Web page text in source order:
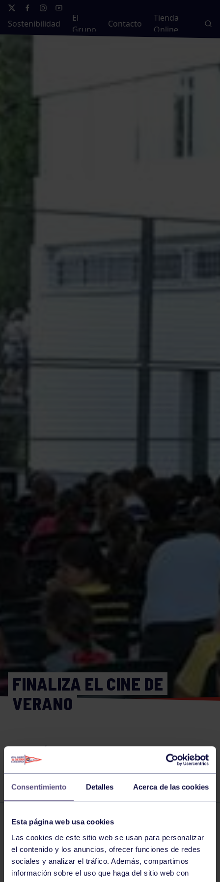
Consentimiento Detalles Acerca de las cookies
Esta página web usa cookies
Las cookies de este sitio web se usan para personalizar
el contenido y los anuncios, ofrecer funciones de redes
sociales y analizar el tráfico. Además, compartimos
información sobre el uso que haga del sitio web con
Sostenibilidad
El
Grupo
Contacto
Tienda
Online
FINALIZA EL CINE DE
VERANO
ESTE SÁBADO, 24 AGOSTO SE PROYECTA
LA ÚLTIMA PELÍCULA DEL CINE DE
VERANO: "EL MALVADO ZORRO FEROZ"
Otras noticias
Comparte